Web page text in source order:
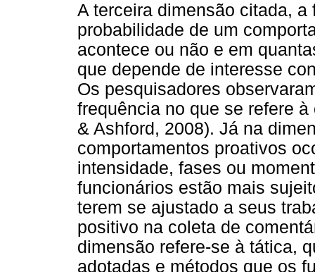
A terceira dimensão citada,
probabilidade de um
acontece ou não e em
que depende de interesse
Os pesquisadores
frequência no que se refere
& Ashford, 2008). Já na
comportamentos proativos
intensidade, fases ou
funcionários estão mais
terem se ajustado a seus
positivo na coleta de
dimensão refere-se à tática,
adotadas e métodos que os